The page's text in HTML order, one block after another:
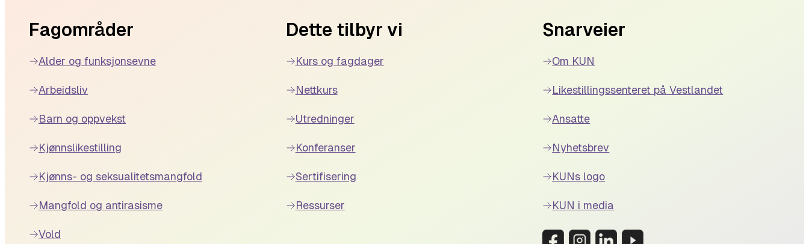
Fagområder
Alder og funksjonsevne
Arbeidsliv
Barn og oppvekst
Kjønnslikestilling
Kjønns- og seksualitetsmangfold
Mangfold og antirasisme
Vold
Dette tilbyr vi
Kurs og fagdager
Nettkurs
Utredninger
Konferanser
Sertifisering
Ressurser
Snarveier
Om KUN
Likestillingssenteret på Vestlandet
Ansatte
Nyhetsbrev
KUNs logo
KUN i media